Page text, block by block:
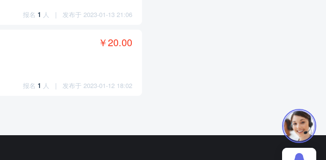
报名 1 人 | 发布于 2023-01-13 21:06
￥20.00
报名 1 人 | 发布于 2023-01-12 18:02